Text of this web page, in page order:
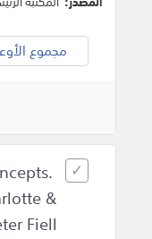
مجموع
&
Fiell.